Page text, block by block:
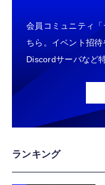
会員コミュニティ
ちら。イベント招
Discordサーバなど
ランキング